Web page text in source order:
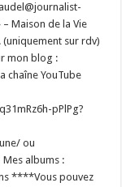
Maison de la Vie
(uniquement sur rdv)
mon blog :
chaîne YouTube
pPlPg?
ou
albums :
****Vous pouvez